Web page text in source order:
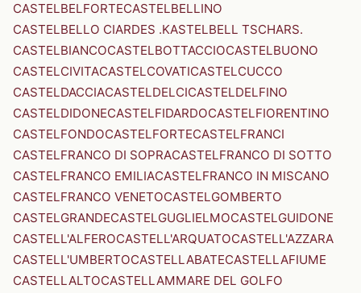
CASTELBELFORTECASTELBELLINO
CASTELBELLO CIARDES .KASTELBELL TSCHARS.
CASTELBIANCOCASTELBOTTACCIOCASTELBUONO
CASTELCIVITACASTELCOVATICASTELCUCCO
CASTELDACCIACASTELDELCICASTELDELFINO
CASTELDIDONECASTELFIDARDOCASTELFIORENTINO
CASTELFONDOCASTELFORTECASTELFRANCI
CASTELFRANCO DI SOPRACASTELFRANCO DI SOTTO
CASTELFRANCO EMILIACASTELFRANCO IN MISCANO
CASTELFRANCO VENETOCASTELGOMBERTO
CASTELGRANDECASTELGUGLIELMOCASTELGUIDONE
CASTELL'ALFEROCASTELL'ARQUATOCASTELL'AZZARA
CASTELL'UMBERTOCASTELLABATECASTELLAFIUME
CASTELLALTOCASTELLAMMARE DEL GOLFO